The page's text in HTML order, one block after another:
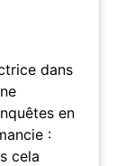
dans
en
:
cela